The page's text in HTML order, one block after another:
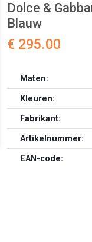
Dolce &
Blauw
€ 295.00
Maten:
Kleuren:
Fabrikant:
Artikelnummer:
EAN-code: